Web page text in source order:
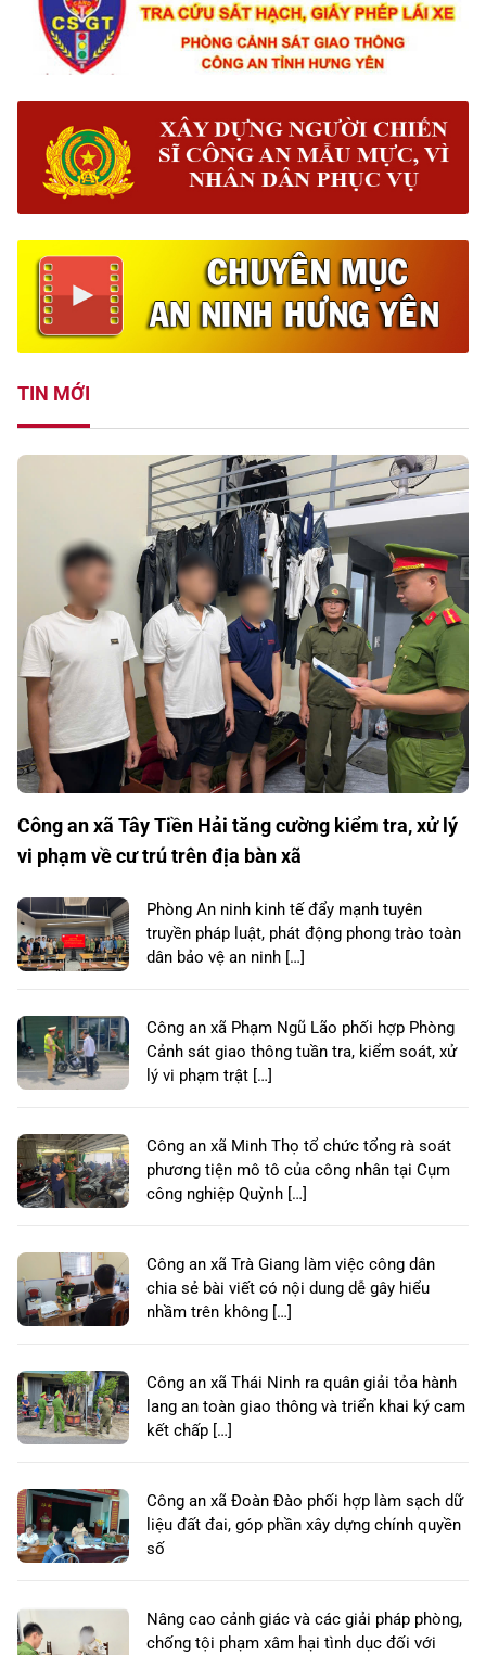
TIN MỚI
Công an xã Tây Tiền Hải tăng cường kiểm tra, xử lý
vi phạm về cư trú trên địa bàn xã
Phòng An ninh kinh tế đẩy mạnh tuyên
truyền pháp luật, phát động phong trào toàn
dân bảo vệ an ninh […]
Công an xã Phạm Ngũ Lão phối hợp Phòng
Cảnh sát giao thông tuần tra, kiểm soát, xử
lý vi phạm trật […]
Công an xã Minh Thọ tổ chức tổng rà soát
phương tiện mô tô của công nhân tại Cụm
công nghiệp Quỳnh […]
Công an xã Trà Giang làm việc công dân
chia sẻ bài viết có nội dung dễ gây hiểu
nhầm trên không […]
Công an xã Thái Ninh ra quân giải tỏa hành
lang an toàn giao thông và triển khai ký cam
kết chấp […]
Công an xã Đoàn Đào phối hợp làm sạch dữ
liệu đất đai, góp phần xây dựng chính quyền
số
Nâng cao cảnh giác và các giải pháp phòng,
chống tội phạm xâm hại tình dục đối với